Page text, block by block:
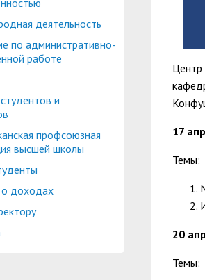
деятельность
по административно-
работе
и
профсоюзная
высшей школы
доходах
Центр
17
Темы:
20
Темы: